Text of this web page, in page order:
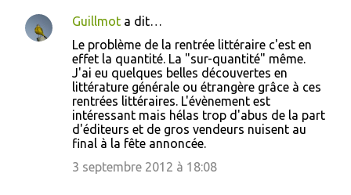
Guillmot a dit…
Le problème de la rentrée littéraire c'est en
effet la quantité. La "sur-quantité" même.
J'ai eu quelques belles découvertes en
littérature générale ou étrangère grâce à ces
rentrées littéraires. L'évènement est
intéressant mais hélas trop d'abus de la part
d'éditeurs et de gros vendeurs nuisent au
final à la fête annoncée.
3 septembre 2012 à 18:08